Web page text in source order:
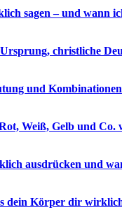
sagen – und wann
christliche
und
Weiß, Gelb und Co.
ausdrücken und
dein Körper dir